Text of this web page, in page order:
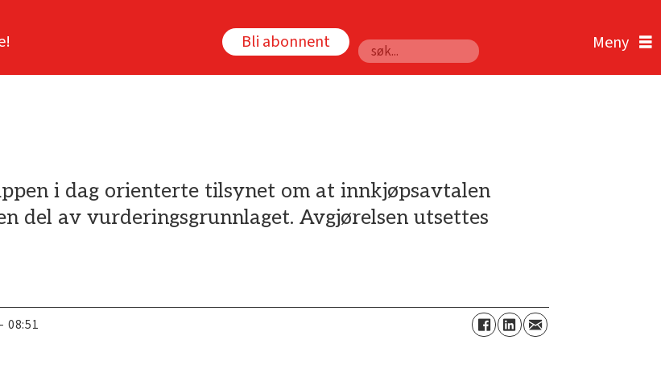
Bli abonnent
Søk
i dag orienterte tilsynet om at innkjøpsavtalen
del av vurderingsgrunnlaget. Avgjørelsen utsettes
08:51